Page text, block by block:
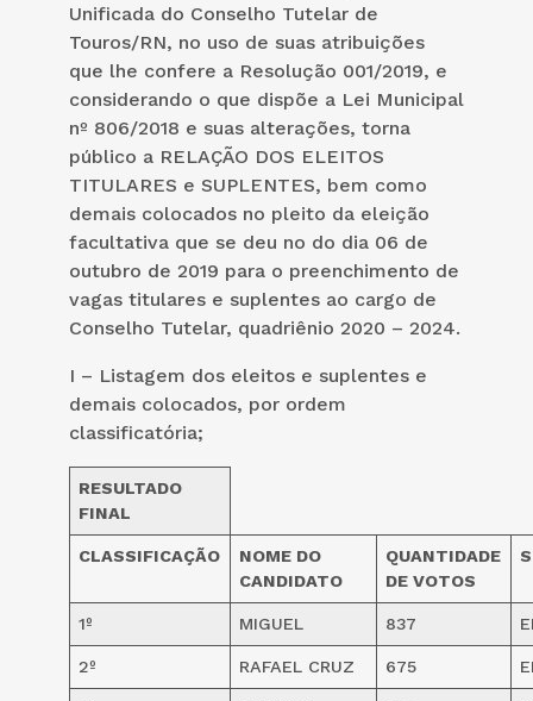
Unificada do Conselho Tutelar de
Touros/RN, no uso de suas atribuições
que lhe confere a Resolução 001/2019, e
considerando o que dispõe a Lei Municipal
nº 806/2018 e suas alterações, torna
público a RELAÇÃO DOS ELEITOS
TITULARES e SUPLENTES, bem como
demais colocados no pleito da eleição
facultativa que se deu no do dia 06 de
outubro de 2019 para o preenchimento de
vagas titulares e suplentes ao cargo de
Conselho Tutelar, quadriênio 2020 – 2024.
I – Listagem dos eleitos e suplentes e
demais colocados, por ordem
classificatória;
RESULTADO
FINAL
CLASSIFICAÇÃO
NOME DO
CANDIDATO
QUANTIDADE
DE VOTOS
1º MIGUEL 837
2º RAFAEL CRUZ 675